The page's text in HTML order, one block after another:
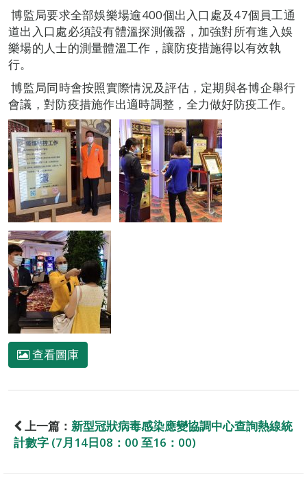
​ 博監局要求全部娛樂場逾400個出入口處及47個員工通
道出入口處必須設有體溫探測儀器，加強對所有進入娛
樂場的人士的測量體溫工作，讓防疫措施得以有效執
行。
​ 博監局同時會按照實際情況及評估，定期與各博企舉行
會議，對防疫措施作出適時調整，全力做好防疫工作。
查看圖庫
上一篇： 新型冠狀病毒感染應變協調中心查詢熱線統
計數字 (7月14日08：00 至16：00)